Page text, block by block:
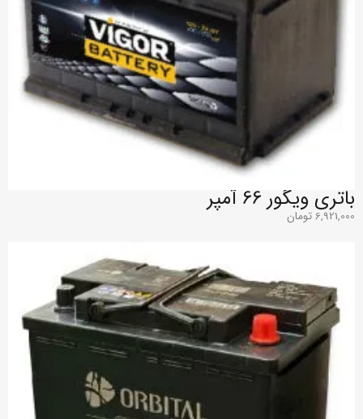
باتری ویگور 66 آمپر
6,921,000تومان